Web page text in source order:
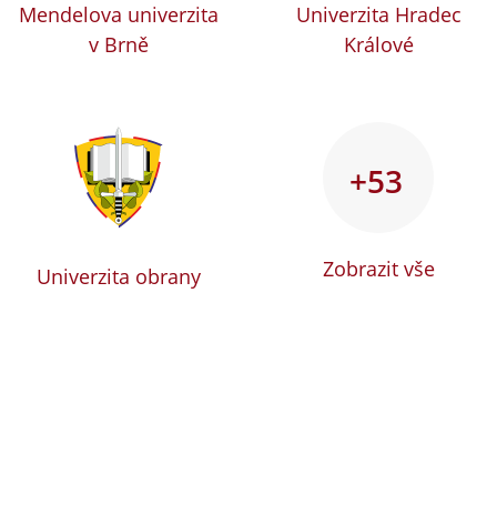
Mendelova univerzita
v Brně
Univerzita Hradec
Králové
Univerzita obrany
+53
Zobrazit vše